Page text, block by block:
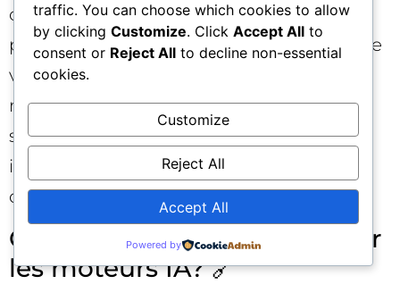
contrôlés (blog.votredomaine.com)
peuvent très bien performer. Le problème
vise surtout les sous-domaines gratuits
massifs et ouverts, souvent hantés par le
spam. Ce “voisinage” altère les signaux
initiaux. Si vous démarrez sérieux, un
domaine dédié est un meilleur pari.
Comment rester “citable” par
les moteurs IA? 🔗
traffic. You can choose which cookies to allow
by clicking Customize. Click Accept All to
consent or Reject All to decline non-essential
cookies.
Customize
Reject All
Accept All
Powered by